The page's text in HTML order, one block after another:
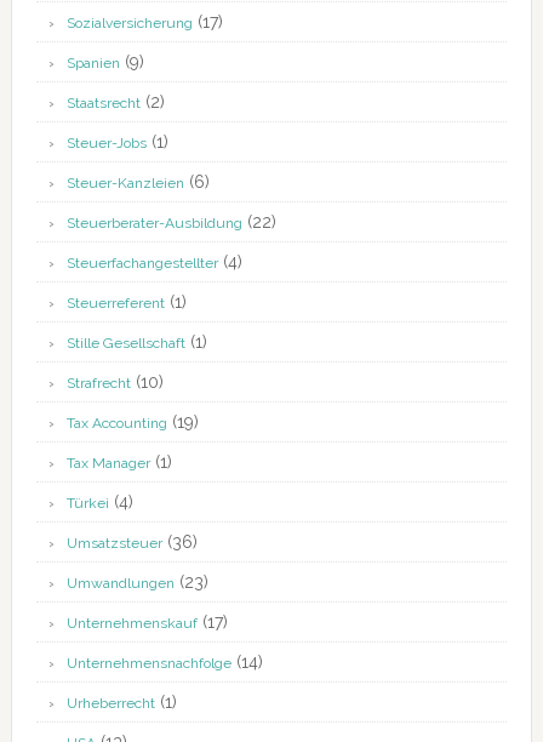
Sozialversicherung (17)
Spanien (9)
Staatsrecht(2)
Steuer-Jobs(1)
Steuer-Kanzleien (6)
Steuerberater-Ausbildung (22)
Steuerfachangestellter(4)
Steuerreferent(1)
Stille Gesellschaft(1)
Strafrecht(10)
Tax Accounting (19)
Tax Manager(1)
Türkei (4)
Umsatzsteuer(36)
Umwandlungen (23)
Unternehmenskauf(17)
Unternehmensnachfolge(14)
Urheberrecht(1)